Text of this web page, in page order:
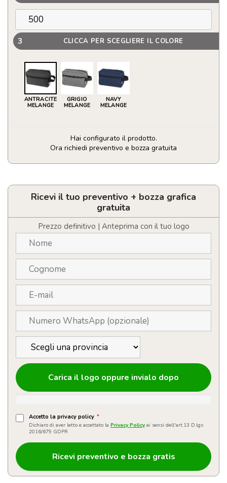
3 CLICCA PER SCEGLIERE IL COLORE
ANTRACITE
MELANGE
GRIGIO
MELANGE
NAVY
MELANGE
Hai configurato il prodotto.
Ora richiedi preventivo e bozza gratuita
Beauty
in
quantità
Ricevi il tuo preventivo + bozza grafica
gratuita
Prezzo definitivo | Anteprima con il tuo logo
Carica il logo oppure invialo dopo
Accetto la privacy policy *
Dichiaro di aver letto e accettato la Privacy Policy ai sensi dell'art.13 D.lgs
2016/679 GDPR